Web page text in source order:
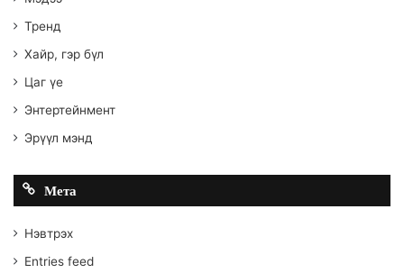
Тренд
Хайр, гэр бүл
Цаг үе
Энтертейнмент
Эрүүл мэнд
Мета
Нэвтрэх
Entries feed